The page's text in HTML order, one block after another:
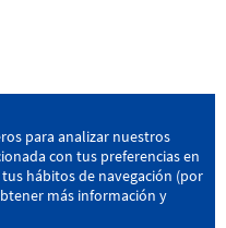
Bizkaia
para analizar nuestros
con tus preferencias en
hábitos de navegación (por
más información y